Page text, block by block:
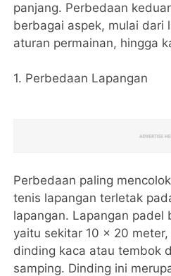
panjang. Perbedaan
berbagai aspek, mulai dari
aturan permainan, hingga
1. Perbedaan Lapangan
Perbedaan paling
tenis lapangan terletak
lapangan. Lapangan padel
yaitu sekitar 10 x 20
dinding kaca atau tembok
samping. Dinding ini